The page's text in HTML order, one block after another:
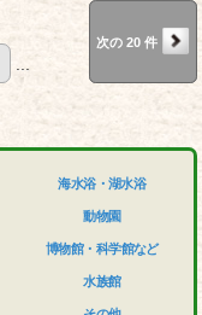
次の 20 件
海水浴・湖水浴
動物園
博物館・科学館など
水族館